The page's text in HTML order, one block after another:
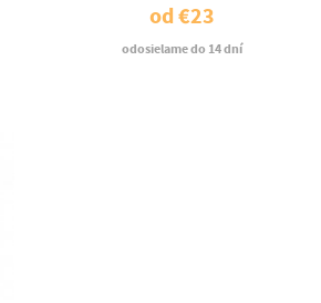
od€23
odosielame do 14 dní